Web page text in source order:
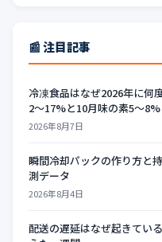
📰 注目記事
冷凍食品はなぜ2026年に何
2〜17%と10月味の素5〜8%
2026年8月7日
瞬間冷却パックの作り方と
測データ
2026年8月4日
配送の遅延はなぜ起きてい